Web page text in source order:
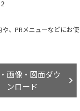
、PRメニューなどにお使
画像・図面ダウ
ンロード